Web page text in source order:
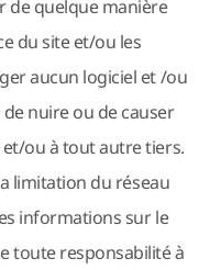
quelque manière
du site et/ou les
aucun logiciel et /ou
nuire ou de causer
et/ou à tout autre tiers.
limitation du réseau
informations sur le
toute responsabilité à